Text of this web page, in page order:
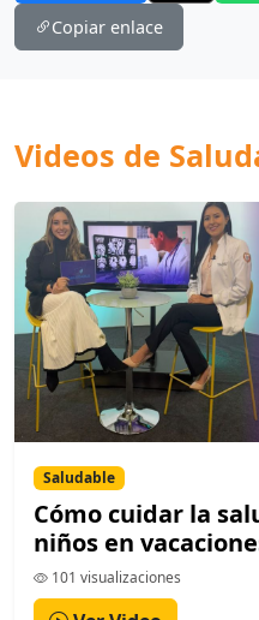
Copiar enlace
Videos de
Saludable
Cómo cuidar la
niños en
101 visualizaciones